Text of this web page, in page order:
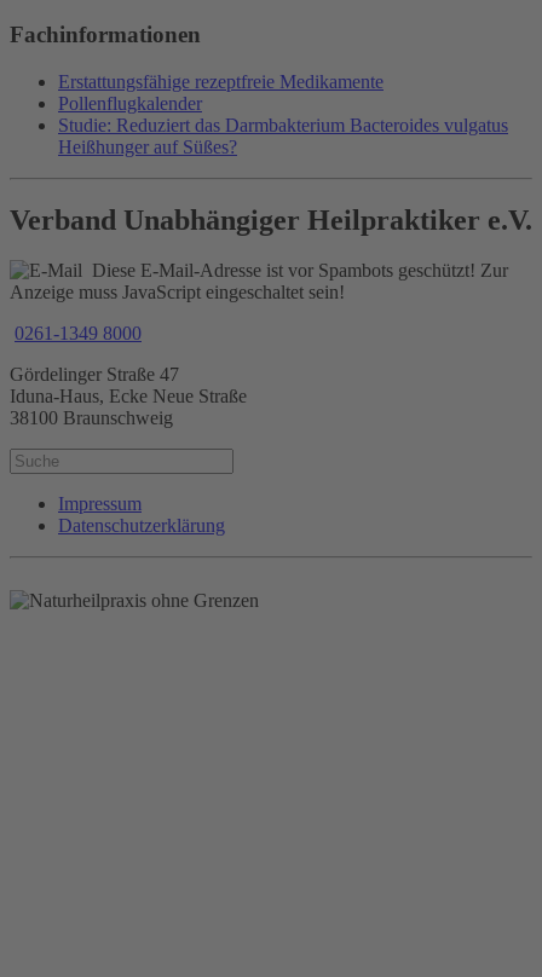
Fachinformationen
Erstattungsfähige rezeptfreie Medikamente
Pollenflugkalender
Studie: Reduziert das Darmbakterium Bacteroides vulgatus
Heißhunger auf Süßes?
Verband Unabhängiger Heilpraktiker e.V.
Diese E-Mail-Adresse ist vor Spambots geschützt! Zur
Anzeige muss JavaScript eingeschaltet sein!
0261-1349 8000
Gördelinger Straße 47
Iduna-Haus, Ecke Neue Straße
38100 Braunschweig
Impressum
Datenschutzerklärung